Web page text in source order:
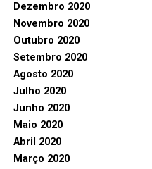
Dezembro 2020
Novembro 2020
Outubro 2020
Setembro 2020
Agosto 2020
Julho 2020
Junho 2020
Maio 2020
Abril 2020
Março 2020